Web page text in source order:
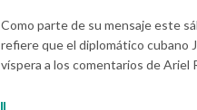
Como parte de su mensaje este
refiere que el diplomático cubano
víspera a los comentarios de Ariel